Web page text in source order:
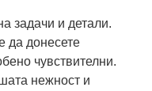
задачи и детали.
да донесете
чувствителни.
нежност и